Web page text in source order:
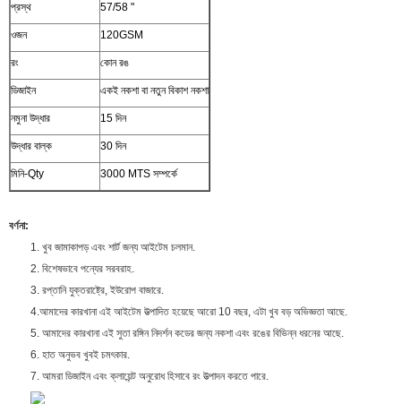
প্রস্থ 57/58 "
ওজন 120GSM
রং কোন রঙ
ডিজাইন একই নকশা বা নতুন বিকাশ নকশা
নমুনা উদ্ধার 15 দিন
উদ্ধার বাল্ক 30 দিন
মিনি-Qty 3000 MTS সম্পর্কে
বর্ণনা:
1. খুব জামাকাপড় এবং শার্ট জন্য আইটেম চলমান.
2. বিশেষভাবে পন্যের সরবরাহ.
3. রপ্তানি যুক্তরাষ্ট্রে, ইউরোপ বাজারে.
4.আমাদের কারখানা এই আইটেম উত্পাদিত হয়েছে আরো 10 বছর, এটা খুব বড় অভিজ্ঞতা আছে.
5. আমাদের কারখানা এই সুতা রঙ্গিন নিদর্শন কডের জন্য নকশা এবং রঙের বিভিন্ন ধরনের আছে.
6. হাত অনুভব খুবই চমৎকার.
7. আমরা ডিজাইন এবং ক্লায়েন্ট অনুরোধ হিসাবে রং উত্পাদন করতে পারে.